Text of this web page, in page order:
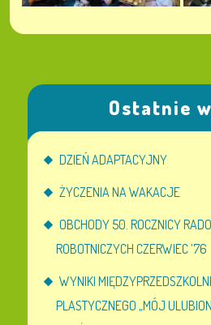
Ostatnie
DZIEŃ ADAPTACYJNY
ŻYCZENIA NA WAKACJE
OBCHODY 50. ROCZNICY
ROBOTNICZYCH CZERWIEC ’76
WYNIKI
PLASTYCZNEGO „MÓJ